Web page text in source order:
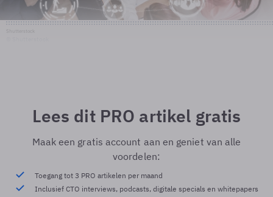
Lees dit PRO artikel gratis
Maak een gratis account aan en geniet van alle
voordelen:
Toegang tot 3 PRO artikelen per maand
Inclusief CTO interviews, podcasts, digitale specials en whitepapers